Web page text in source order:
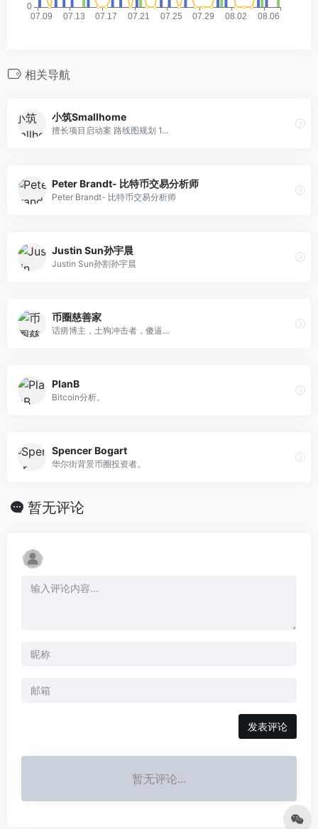
相关导航
小筑Smallhome
擅长项目启动案 路线图规划 1...
Peter Brandt- 比特币交易分析师
Peter Brandt- 比特币交易分析师
Justin Sun孙宇晨
Justin Sun孙割孙宇晨
币圈慈善家
话痨博主，土狗冲击者，傻逼...
PlanB
Bitcoin分析。
Spencer Bogart
华尔街背景币圈投资者。
暂无评论
发表评论
暂无评论...